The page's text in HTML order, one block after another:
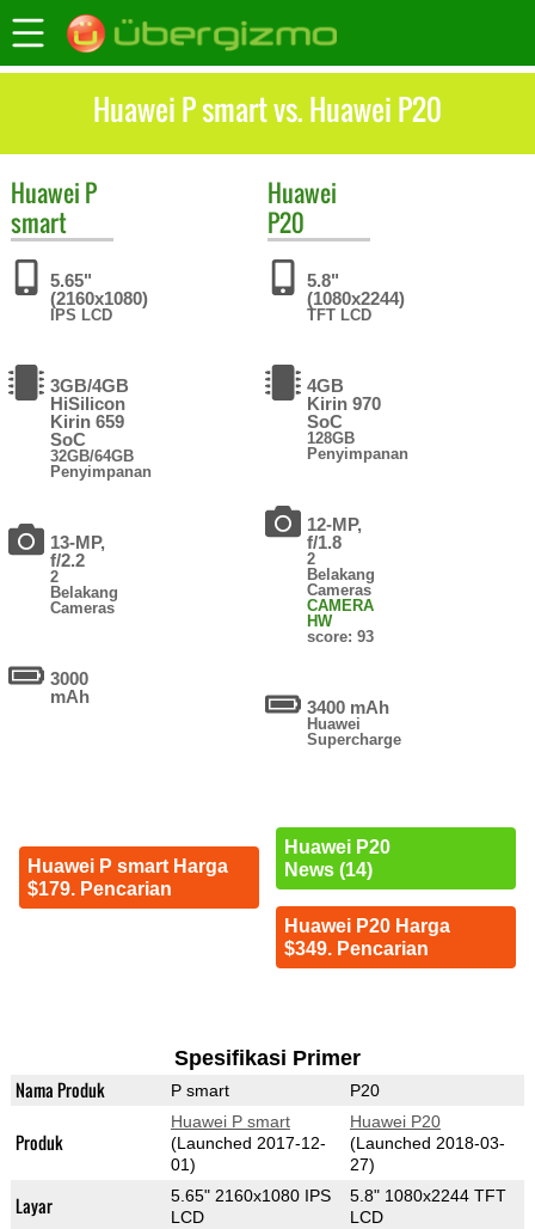
Huawei P smart vs. Huawei P20
Huawei P
smart
5.65"
(2160x1080)
IPS LCD
3GB/4GB
HiSilicon
Kirin 659
SoC
32GB/64GB
Penyimpanan
13-MP,
f/2.2
2
Belakang
Cameras
3000
mAh
Huawei P smart Harga
$179. Pencarian
Huawei
P20
5.8"
(1080x2244)
TFT LCD
4GB
Kirin 970
SoC
128GB
Penyimpanan
12-MP,
f/1.8
2
Belakang
Cameras
CAMERA
HW
score: 93
3400 mAh
Huawei
Supercharge
Huawei P20
News (14)
Huawei P20 Harga
$349. Pencarian
Spesifikasi Primer
Nama Produk P smart P20
Produk
Huawei P smart
(Launched 2017-12-
01)
Huawei P20
(Launched 2018-03-
27)
Layar
5.65" 2160x1080 IPS
LCD
5.8" 1080x2244 TFT
LCD